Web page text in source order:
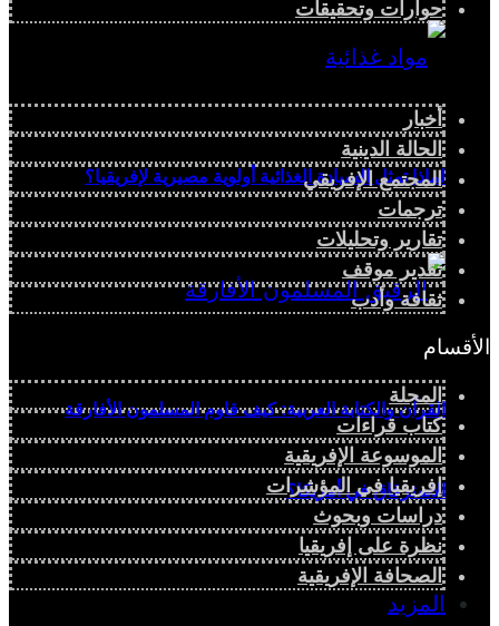
لماذا تمثل السيادة الغذائية أولوية مصيرية لإفريقيا؟
القرآن والكتابة العربية: كيف قاوم المسلمون الأفارقة
الاسترقاق في أمريكا؟
المزيد
حوارات وتحقيقات
أخبار
الحالة الدينية
المجتمع الإفريقي
ترجمات
تقارير وتحليلات
تقدير موقف
ثقافة وأدب
الأقسام
المجلة
كتاب قراءات
الموسوعة الإفريقية
إفريقيا في المؤشرات
دراسات وبحوث
نظرة على إفريقيا
الصحافة الإفريقية